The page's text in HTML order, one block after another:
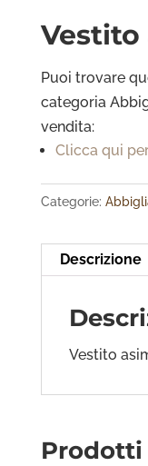
Puoi trovare
categoria
vendita:
Clicca qui
Categorie:
Descrizione
Vestito